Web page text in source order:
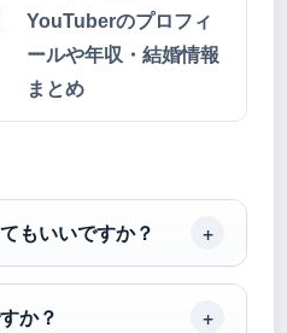
YouTuberのプロフィ
ールや年収・結婚情報
まとめ
もいいですか？
か？